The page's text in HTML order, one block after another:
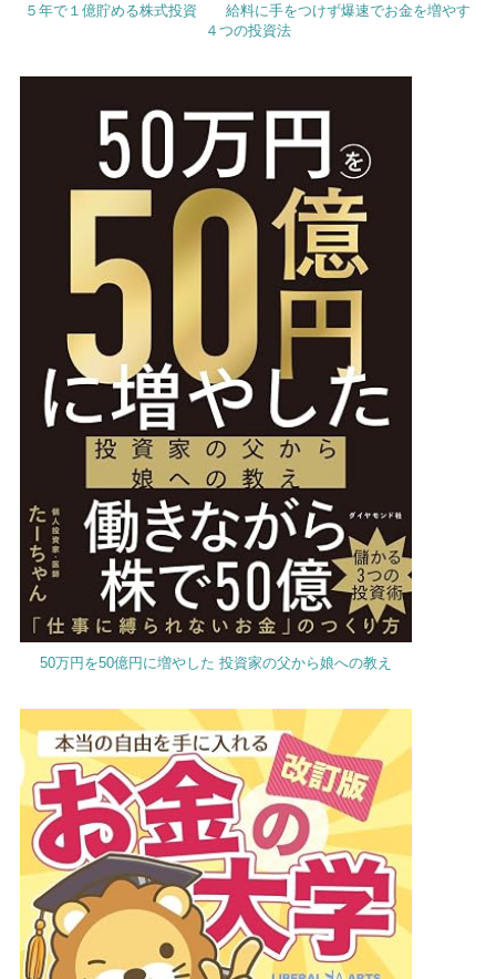
５年で１億貯める株式投資 給料に手をつけず爆速でお金を増やす
４つの投資法
50万円を50億円に増やした 投資家の父から娘への教え